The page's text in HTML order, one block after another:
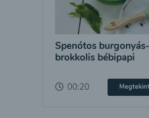
Spenótos burgonyás-
brokkolis bébipapi
00:20